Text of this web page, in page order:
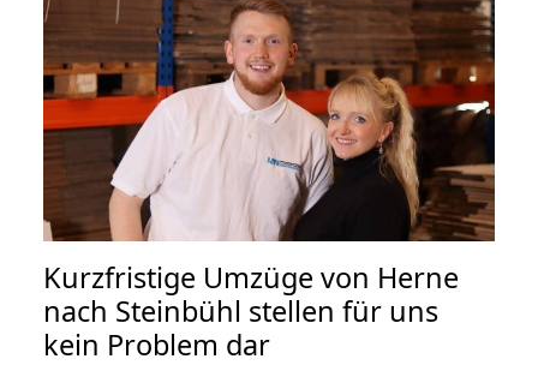
Kurzfristige Umzüge von Herne
nach Steinbühl stellen für uns
kein Problem dar